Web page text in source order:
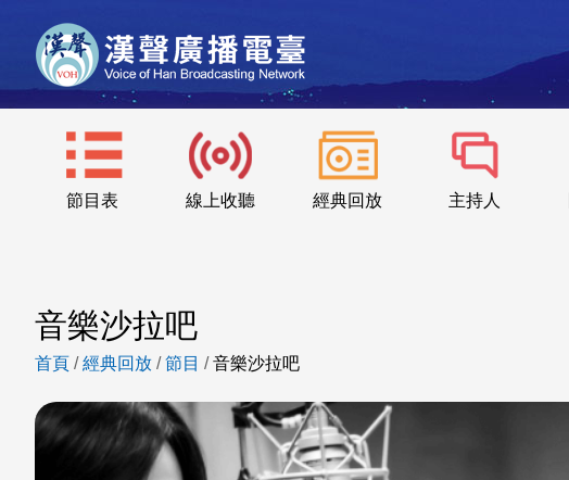
節目表 線上收聽 經典回放 主持人
音樂沙拉吧
首頁 /經典回放 /節目 /音樂沙拉吧